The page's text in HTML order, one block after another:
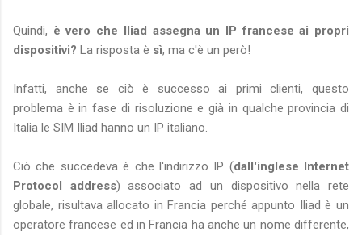
Quindi, è vero che Iliad assegna un IP francese ai propri
dispositivi? La risposta è sì, ma c'è un però!
Infatti, anche se ciò è successo ai primi clienti, questo
problema è in fase di risoluzione e già in qualche provincia di
Italia le SIM Iliad hanno un IP italiano.
Ciò che succedeva è che l'indirizzo IP (dall'inglese Internet
Protocol address) associato ad un dispositivo nella rete
globale, risultava allocato in Francia perché appunto Iliad è un
operatore francese ed in Francia ha anche un nome differente,